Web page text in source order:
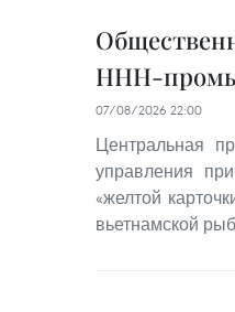
ННН-
07/08/2026 22:00
Центральная
управления
«желтой
вьетнамской